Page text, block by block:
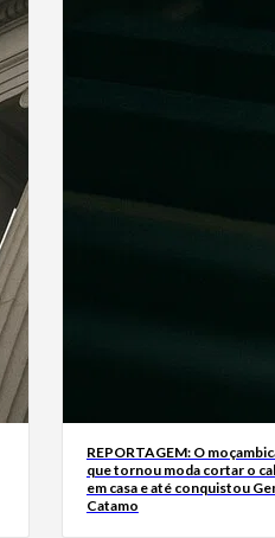
REPORTAGEM: O
que tornou moda cortar o
em casa e até conquistou
Catamo